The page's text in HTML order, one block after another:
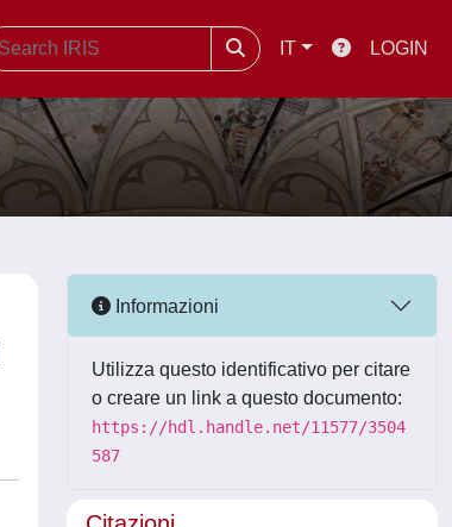
IT LOGIN
Informazioni
Utilizza questo identificativo per citare
o creare un link a questo documento:
https://hdl.handle.net/11577/3504
587